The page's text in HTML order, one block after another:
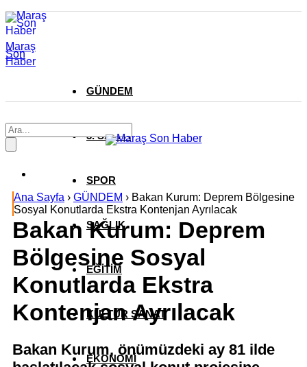
Maraş
Son
Haber
GÜNDEM
3. SAYFA
SPOR
SAĞLIK
EĞİTİM
KÜLTÜR SANAT
EKONOMİ
Ana Sayfa › GÜNDEM › Bakan Kurum: Deprem Bölgesine
Sosyal Konutlarda Ekstra Kontenjan Ayrılacak
Bakan Kurum: Deprem
Bölgesine Sosyal
Konutlarda Ekstra
Kontenjan Ayrılacak
Bakan Kurum, önümüzdeki ay 81 ilde